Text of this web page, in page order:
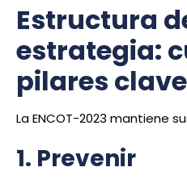
Estructura
estrategia:
pilares clave
La ENCOT-2023 mantiene
1. Prevenir